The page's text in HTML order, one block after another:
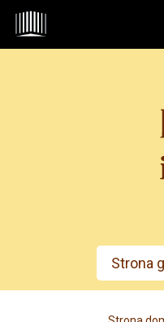
Przejdź do głównego
Przejdź do sekcji głównej
Przejdź do stopki
Admin
Main menu
Strona